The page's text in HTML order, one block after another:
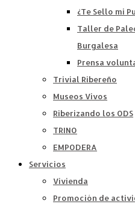
¿Te Sello mi
Taller de
Burgalesa
Prensa
Trivial Ribereño
Museos Vivos
Riberizando los ODS
TRINO
EMPODERA
Servicios
Vivienda
Promoción de